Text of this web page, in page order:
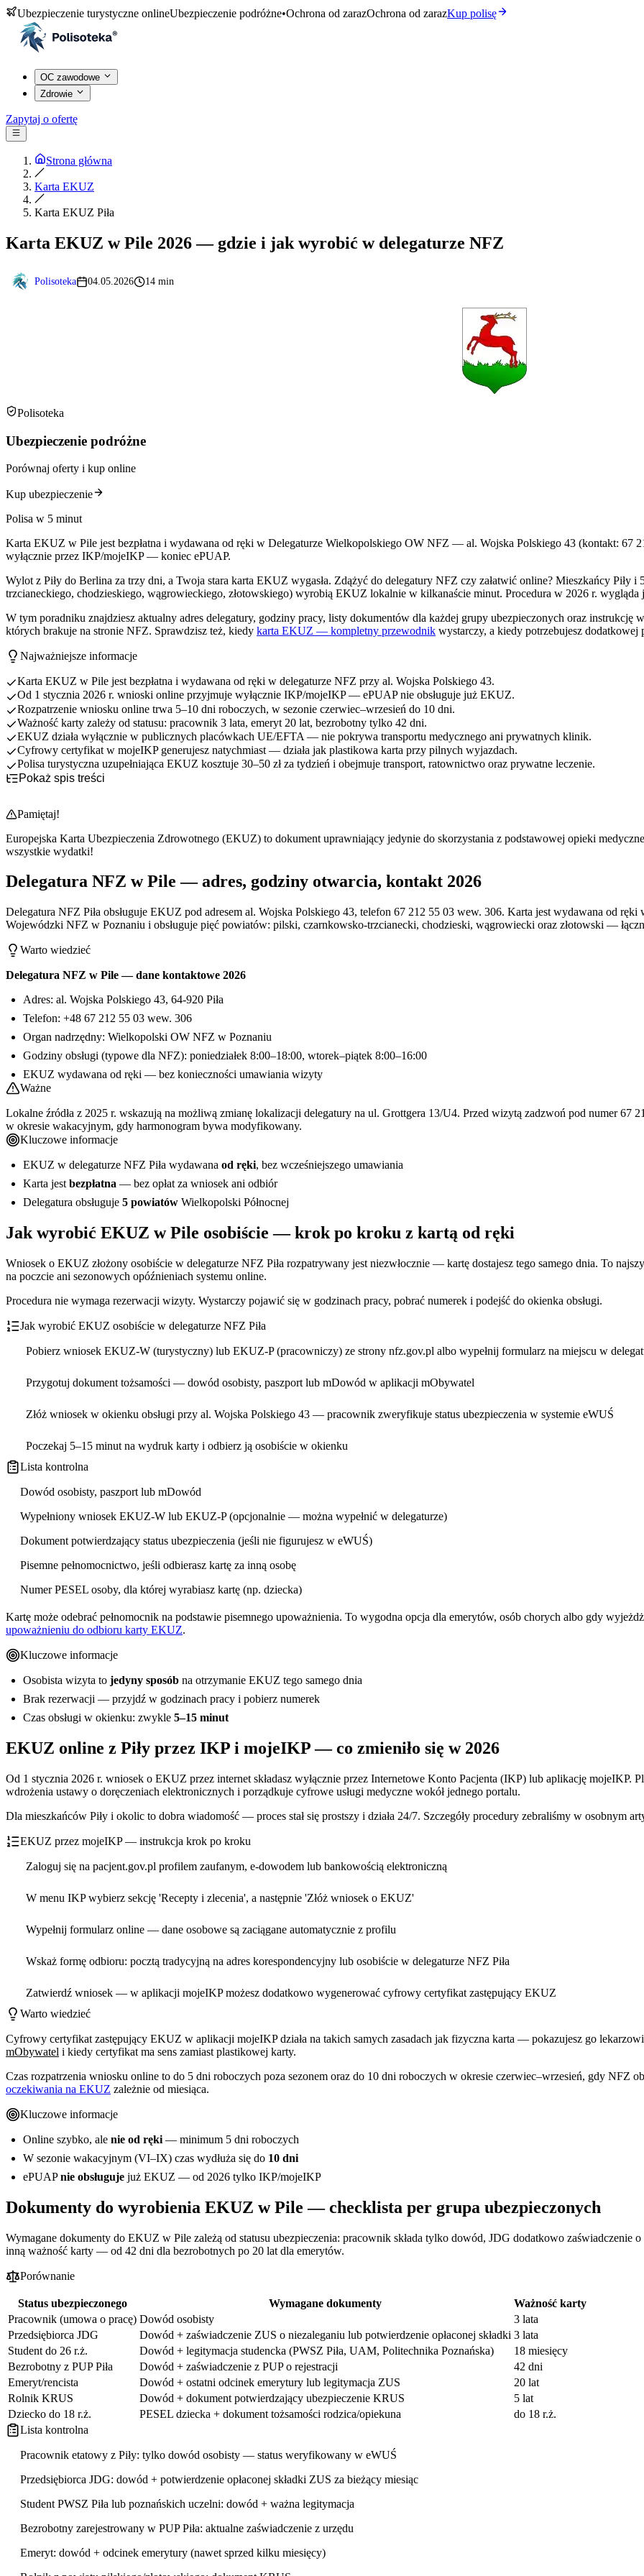
Ubezpieczenie turystyczne onlineUbezpieczenie podróżne•Ochrona od zarazOchrona od zarazKup polisę
OC zawodowe
Zdrowie
Zapytaj o ofertę
Strona główna
Karta EKUZ
Karta EKUZ Piła
Karta EKUZ w Pile 2026 — gdzie i jak wyrobić w delegaturze NFZ
Polisoteka 04.05.2026 14 min
Polisoteka
Ubezpieczenie podróżne
Porównaj oferty i kup online
Kup ubezpieczenie
Polisa w 5 minut
Karta EKUZ w Pile jest bezpłatna i wydawana od ręki w Delegaturze Wielkopolskiego OW NFZ — al. Wojska Polskiego 43 (kontakt: 67
wyłącznie przez IKP/mojeIKP — koniec ePUAP.
Wylot z Piły do Berlina za trzy dni, a Twoja stara karta EKUZ wygasła. Zdążyć do delegatury NFZ czy załatwić online? Mieszkańcy Piły
trzcianeckiego, chodzieskiego, wągrowieckiego, złotowskiego) wyrobią EKUZ lokalnie w kilkanaście minut. Procedura w 2026 r. wygląda
W tym poradniku znajdziesz aktualny adres delegatury, godziny pracy, listy dokumentów dla każdej grupy ubezpieczonych oraz
których brakuje na stronie NFZ. Sprawdzisz też, kiedy karta EKUZ — kompletny przewodnik wystarczy, a kiedy potrzebujesz dodatkowej
Najważniejsze informacje
Karta EKUZ w Pile jest bezpłatna i wydawana od ręki w delegaturze NFZ przy al. Wojska Polskiego 43.
Od 1 stycznia 2026 r. wnioski online przyjmuje wyłącznie IKP/mojeIKP — ePUAP nie obsługuje już EKUZ.
Rozpatrzenie wniosku online trwa 5–10 dni roboczych, w sezonie czerwiec–wrzesień do 10 dni.
Ważność karty zależy od statusu: pracownik 3 lata, emeryt 20 lat, bezrobotny tylko 42 dni.
EKUZ działa wyłącznie w publicznych placówkach UE/EFTA — nie pokrywa transportu medycznego ani prywatnych klinik.
Cyfrowy certyfikat w mojeIKP generujesz natychmiast — działa jak plastikowa karta przy pilnych wyjazdach.
Polisa turystyczna uzupełniająca EKUZ kosztuje 30–50 zł za tydzień i obejmuje transport, ratownictwo oraz prywatne leczenie.
Pokaż spis treści
EKUZ online z Piły przez IKP i mojeIKP — co zmieniło się w 2026
Porównanie metod wyrobienia EKUZ w Pile — osobiście, IKP, poczta
Najczęstsze błędy mieszkańców Piły przy wyrabianiu EKUZ
Wyjazd z Piły za 24-48 godzin bez EKUZ — co zrobić
Co warto zapamiętać o karcie EKUZ w Pile
Pamiętaj!
Europejska Karta Ubezpieczenia Zdrowotnego (EKUZ) to dokument uprawniający jedynie do skorzystania z podstawowej opieki
wszystkie wydatki!
Delegatura NFZ w Pile — adres, godziny otwarcia, kontakt 2026
Delegatura NFZ Piła obsługuje EKUZ pod adresem al. Wojska Polskiego 43, telefon 67 212 55 03 wew. 306. Karta jest wydawana od
Wojewódzki NFZ w Poznaniu i obsługuje pięć powiatów: pilski, czarnkowsko-trzcianecki, chodzieski, wągrowiecki oraz złotowski —
Warto wiedzieć
Delegatura NFZ w Pile — dane kontaktowe 2026
Adres: al. Wojska Polskiego 43, 64-920 Piła
Telefon: +48 67 212 55 03 wew. 306
Organ nadrzędny: Wielkopolski OW NFZ w Poznaniu
Godziny obsługi (typowe dla NFZ): poniedziałek 8:00–18:00, wtorek–piątek 8:00–16:00
EKUZ wydawana od ręki — bez konieczności umawiania wizyty
Ważne
Lokalne źródła z 2025 r. wskazują na możliwą zmianę lokalizacji delegatury na ul. Grottgera 13/U4. Przed wizytą zadzwoń pod numer 67
w okresie wakacyjnym, gdy harmonogram bywa modyfikowany.
Kluczowe informacje
EKUZ w delegaturze NFZ Piła wydawana od ręki, bez wcześniejszego umawiania
Karta jest bezpłatna — bez opłat za wniosek ani odbiór
Delegatura obsługuje 5 powiatów Wielkopolski Północnej
Jak wyrobić EKUZ w Pile osobiście — krok po kroku z kartą od ręki
Wniosek o EKUZ złożony osobiście w delegaturze NFZ Piła rozpatrywany jest niezwłocznie — kartę dostajesz tego samego dnia. To
na poczcie ani sezonowych opóźnieniach systemu online.
Procedura nie wymaga rezerwacji wizyty. Wystarczy pojawić się w godzinach pracy, pobrać numerek i podejść do okienka obsługi.
Jak wyrobić EKUZ osobiście w delegaturze NFZ Piła
Pobierz wniosek EKUZ-W (turystyczny) lub EKUZ-P (pracowniczy) ze strony nfz.gov.pl albo wypełnij formularz na miejscu w
Przygotuj dokument tożsamości — dowód osobisty, paszport lub mDowód w aplikacji mObywatel
Złóż wniosek w okienku obsługi przy al. Wojska Polskiego 43 — pracownik zweryfikuje status ubezpieczenia w systemie eWUŚ
Poczekaj 5–15 minut na wydruk karty i odbierz ją osobiście w okienku
Lista kontrolna
Dowód osobisty, paszport lub mDowód
Wypełniony wniosek EKUZ-W lub EKUZ-P (opcjonalnie — można wypełnić w delegaturze)
Dokument potwierdzający status ubezpieczenia (jeśli nie figurujesz w eWUŚ)
Pisemne pełnomocnictwo, jeśli odbierasz kartę za inną osobę
Numer PESEL osoby, dla której wyrabiasz kartę (np. dziecka)
Kartę może odebrać pełnomocnik na podstawie pisemnego upoważnienia. To wygodna opcja dla emerytów, osób chorych albo gdy
upoważnieniu do odbioru karty EKUZ.
Kluczowe informacje
Osobista wizyta to jedyny sposób na otrzymanie EKUZ tego samego dnia
Brak rezerwacji — przyjdź w godzinach pracy i pobierz numerek
Czas obsługi w okienku: zwykle 5–15 minut
EKUZ online z Piły przez IKP i mojeIKP — co zmieniło się w 2026
Od 1 stycznia 2026 r. wniosek o EKUZ przez internet składasz wyłącznie przez Internetowe Konto Pacjenta (IKP) lub aplikację mojeIKP.
wdrożenia ustawy o doręczeniach elektronicznych i porządkuje cyfrowe usługi medyczne wokół jednego portalu.
Dla mieszkańców Piły i okolic to dobra wiadomość — proces stał się prostszy i działa 24/7. Szczegóły procedury zebraliśmy w osobnym
EKUZ przez mojeIKP — instrukcja krok po kroku
Zaloguj się na pacjent.gov.pl profilem zaufanym, e-dowodem lub bankowością elektroniczną
W menu IKP wybierz sekcję 'Recepty i zlecenia', a następnie 'Złóż wniosek o EKUZ'
Wypełnij formularz online — dane osobowe są zaciągane automatycznie z profilu
Wskaż formę odbioru: pocztą tradycyjną na adres korespondencyjny lub osobiście w delegaturze NFZ Piła
Zatwierdź wniosek — w aplikacji mojeIKP możesz dodatkowo wygenerować cyfrowy certyfikat zastępujący EKUZ
Warto wiedzieć
Cyfrowy certyfikat zastępujący EKUZ w aplikacji mojeIKP działa na takich samych zasadach jak fizyczna karta — pokazujesz go
mObywatel i kiedy certyfikat ma sens zamiast plastikowej karty.
Czas rozpatrzenia wniosku online to do 5 dni roboczych poza sezonem oraz do 10 dni roboczych w okresie czerwiec–wrzesień, gdy NFZ
oczekiwania na EKUZ zależnie od miesiąca.
Kluczowe informacje
Online szybko, ale nie od ręki — minimum 5 dni roboczych
W sezonie wakacyjnym (VI–IX) czas wydłuża się do 10 dni
ePUAPnie obsługuje już EKUZ — od 2026 tylko IKP/mojeIKP
Dokumenty do wyrobienia EKUZ w Pile — checklista per grupa ubezpieczonych
Wymagane dokumenty do EKUZ w Pile zależą od statusu ubezpieczenia: pracownik składa tylko dowód, JDG dodatkowo zaświadczenie o
inną ważność karty — od 42 dni dla bezrobotnych po 20 lat dla emerytów.
Porównanie
Status ubezpieczonego Wymagane dokumenty
Ważność karty
Pracownik (umowa o pracę) Dowód osobisty
3 lata
Przedsiębiorca JDG
Dowód + zaświadczenie ZUS o niezaleganiu lub potwierdzenie opłaconej składki 3 lata
Student do 26 r.ż.
Dowód + legitymacja studencka (PWSZ Piła, UAM, Politechnika Poznańska)
18 miesięcy
Bezrobotny z PUP Piła
Dowód + zaświadczenie z PUP o rejestracji
42 dni
Emeryt/rencista
Dowód + ostatni odcinek emerytury lub legitymacja ZUS
20 lat
Rolnik KRUS
Dowód + dokument potwierdzający ubezpieczenie KRUS
5 lat
Dziecko do 18 r.ż.
PESEL dziecka + dokument tożsamości rodzica/opiekuna
do 18 r.ż.
Lista kontrolna
Pracownik etatowy z Piły: tylko dowód osobisty — status weryfikowany w eWUŚ
Przedsiębiorca JDG: dowód + potwierdzenie opłaconej składki ZUS za bieżący miesiąc
Student PWSZ Piła lub poznańskich uczelni: dowód + ważna legitymacja
Bezrobotny zarejestrowany w PUP Piła: aktualne zaświadczenie z urzędu
Emeryt: dowód + odcinek emerytury (nawet sprzed kilku miesięcy)